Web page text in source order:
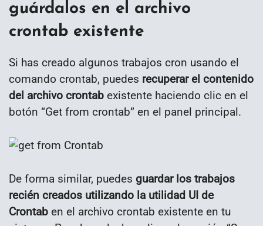
guárdalos en el archivo
crontab existente
Si has creado algunos trabajos cron usando el
comando crontab, puedes recuperar el contenido
del archivo crontab existente haciendo clic en el
botón “Get from crontab” en el panel principal.
De forma similar, puedes guardar los trabajos
recién creados utilizando la utilidad UI de
Crontab en el archivo crontab existente en tu